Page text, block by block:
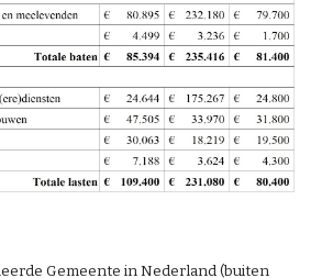
Gemeente in Nederland (buiten